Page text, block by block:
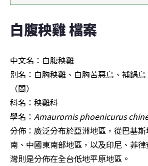
白腹秧雞 檔案
中文名：白腹秧雞
別名：白胸秧雞、白胸苦惡鳥、補鍋
（閩）
科名：秧雞科
學名： Amaurornis phoenicurus
分佈：廣泛分布於亞洲地區，從巴基
南、中國東南部地區，以及印尼、菲
灣則是分佈在全台低地平原地區。